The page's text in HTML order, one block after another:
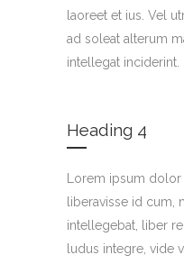
laoreet et ius. Vel
ad soleat alterum
intellegat inciderint.
Heading 4
Lorem ipsum
liberavisse id cum,
intellegebat, liber
ludus integre, vide